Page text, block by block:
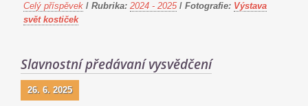
Celý příspěvek / Rubrika: 2024 - 2025 / Fotografie: Výstava
svět kostiček
Slavnostní předávaní vysvědčení
26. 6. 2025